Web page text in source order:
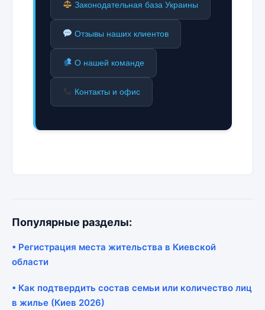
Законодательная база Украины
Отзывы наших клиентов
О нашей команде
Контакты и офис
Популярные разделы:
• Регистрация места жительства в Киевской
области
• Как подтвердить состав семьи или количество лиц
в жилье (Киев 2026)